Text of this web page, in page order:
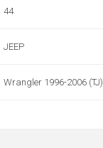
44
JEEP
Wrangler 1996-2006 (TJ)